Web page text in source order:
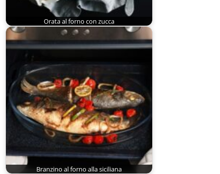
Orata al forno con zucca
Branzino al forno alla siciliana